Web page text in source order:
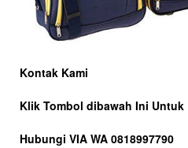
Kontak Kami
Klik Tombol dibawah Ini Untuk
Hubungi VIA WA 0818997790